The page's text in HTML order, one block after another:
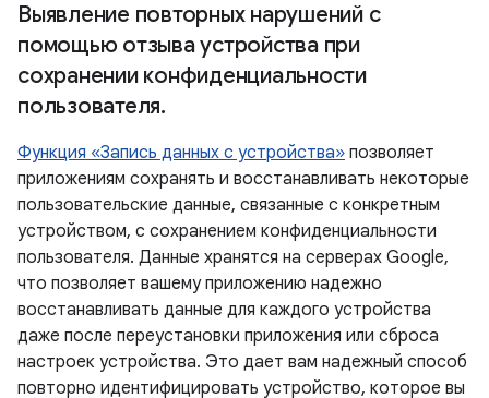
Выявление повторных нарушений с
помощью отзыва устройства при
сохранении конфиденциальности
пользователя.
Функция «Запись данных с устройства» позволяет
приложениям сохранять и восстанавливать некоторые
пользовательские данные, связанные с конкретным
устройством, с сохранением конфиденциальности
пользователя. Данные хранятся на серверах Google,
что позволяет вашему приложению надежно
восстанавливать данные для каждого устройства
даже после переустановки приложения или сброса
настроек устройства. Это дает вам надежный способ
повторно идентифицировать устройство, которое вы